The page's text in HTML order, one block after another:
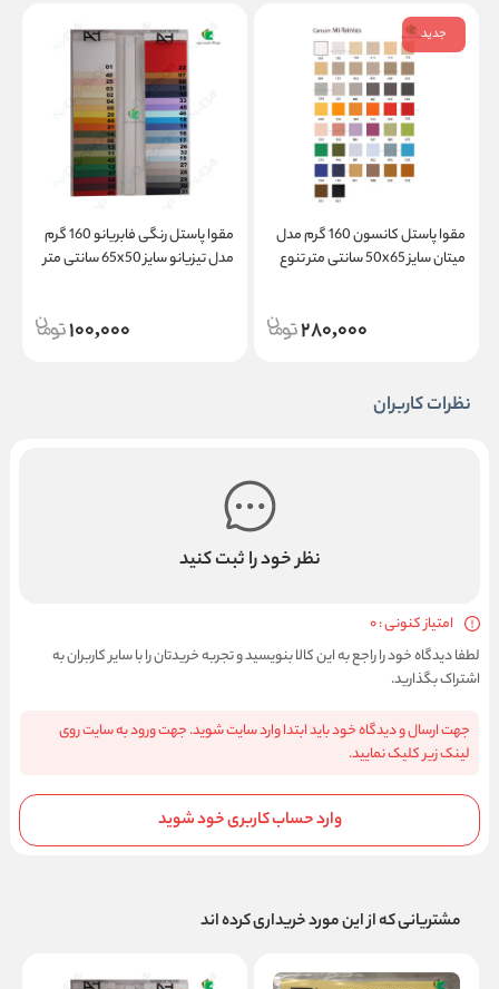
جدید
مقوا پاستل کانسون 160 گرم مدل
میتان سایز 50x65 سانتی متر تنوع
280,000
مقوا پاستل رنگی فابریانو 160 گرم
مدل تیزیانو سایز 65x50 سانتی متر
100,000
نظرات کاربران
نظر خود را ثبت کنید
امتیاز کنونی : 0
لطفا دیدگاه خود را راجع به این کالا بنویسید و تجربه خریدتان را با سایر کاربران به
اشتراک بگذارید.
جهت ارسال و دیدگاه خود باید ابتدا وارد سایت شوید. جهت ورود به سایت روی
لینک زیر کلیک نمایید.
وارد حساب کاربری خود شوید
مشتریانی که از این مورد خریداری کرده اند